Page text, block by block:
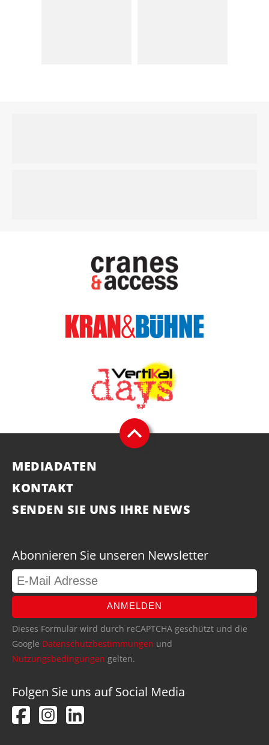
MEDIADATEN
KONTAKT
SENDEN SIE UNS IHRE NEWS
Abonnieren Sie unseren Newsletter
ANMELDEN
Dieses Formular wird durch reCAPTCHA geschützt und die
Google Datenschutzbestimmungen und
Nutzungsbedingungen gelten.
Folgen Sie uns auf Social Media